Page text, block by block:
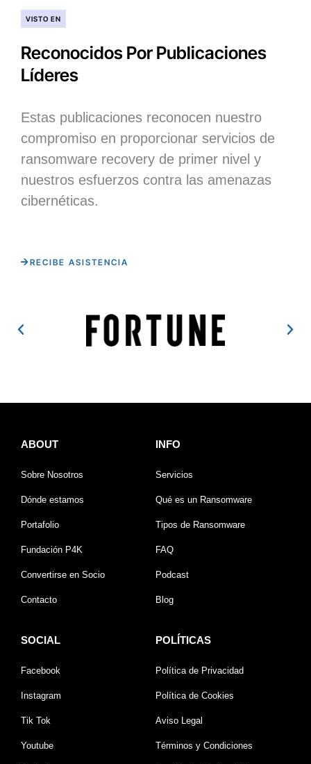
VISTO EN
Reconocidos Por Publicaciones
Líderes
Estas publicaciones reconocen nuestro
compromiso en proporcionar servicios de
ransomware recovery de primer nivel y
nuestros esfuerzos contra las amenazas
cibernéticas.
RECIBE ASISTENCIA
ABOUT
Sobre Nosotros
Dónde estamos
Portafolio
Fundación P4K
Convertirse en Socio
Contacto
INFO
Servicios
Qué es un Ransomware
Tipos de Ransomware
FAQ
Podcast
Blog
SOCIAL
Facebook
Instagram
Tik Tok
Youtube
POLÍTICAS
Política de Privacidad
Política de Cookies
Aviso Legal
Términos y Condiciones